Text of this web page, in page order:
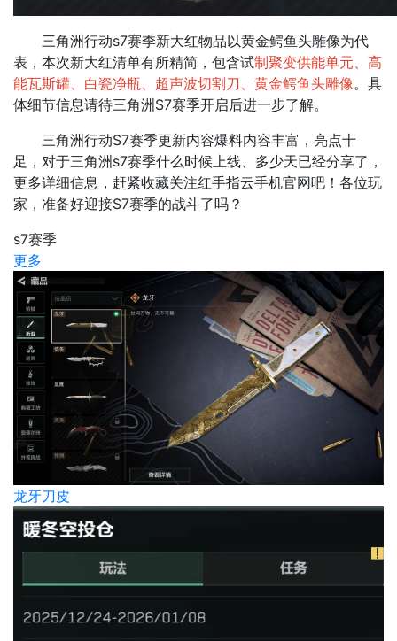
三角洲行动s7赛季新大红物品以黄金鳄鱼头雕像为代
表，本次新大红清单有所精简，包含试制聚变供能单元、高
能瓦斯罐、白瓷净瓶、超声波切割刀、黄金鳄鱼头雕像。具
体细节信息请待三角洲S7赛季开启后进一步了解。​
三角洲行动S7赛季更新内容爆料内容丰富，亮点十
足，对于三角洲s7赛季什么时候上线、多少天已经分享了，
更多详细信息，赶紧收藏关注红手指云手机官网吧！各位玩
家，准备好迎接S7赛季的战斗了吗？
s7赛季
更多
龙牙刀皮